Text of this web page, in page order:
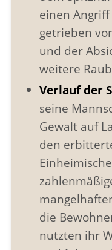
einen
getrieben
und der
weitere
Verlauf der
seine
Gewalt auf
den
die
nutzten ihr